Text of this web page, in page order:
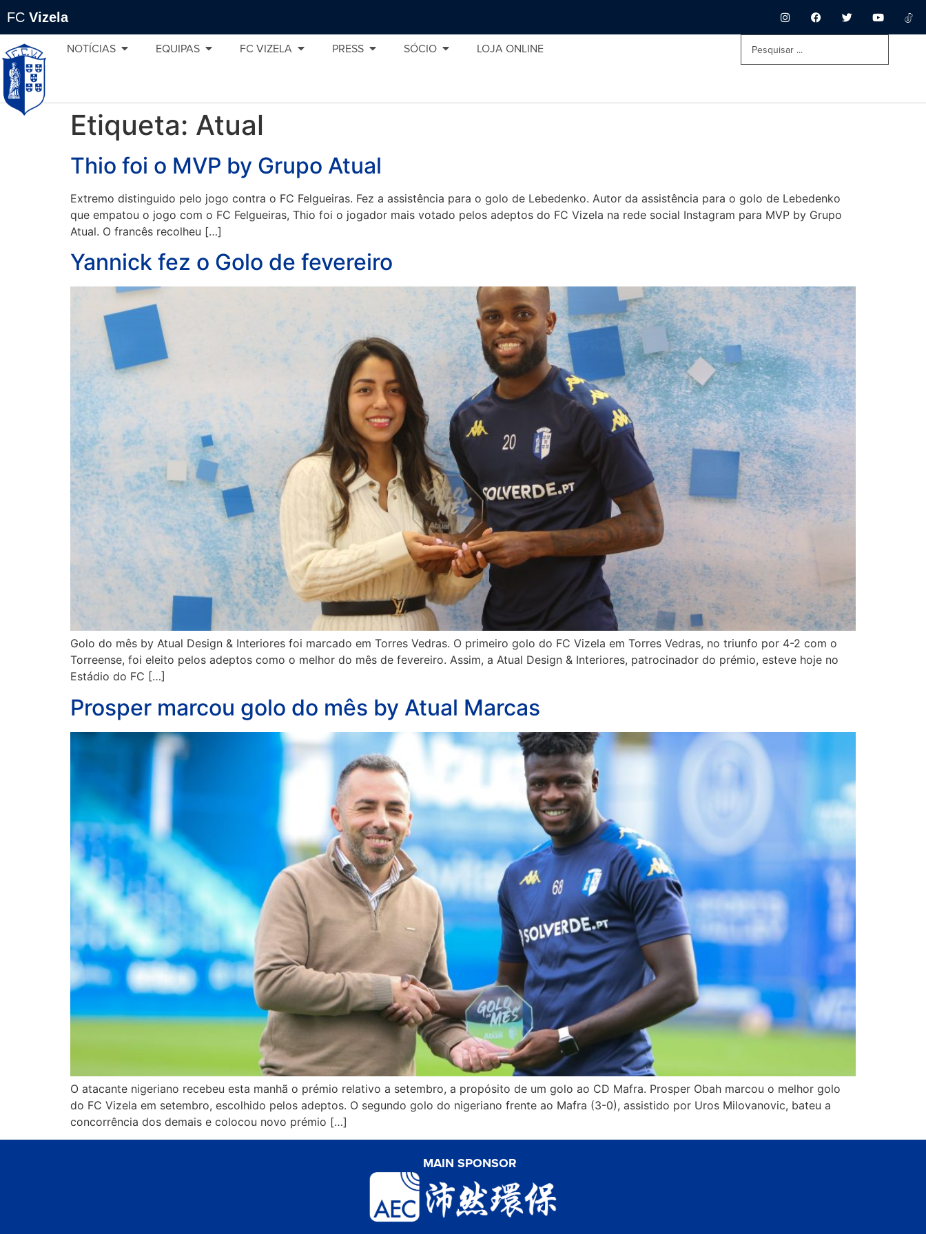
FC Vizela
NOTÍCIAS EQUIPAS FC VIZELA PRESS SÓCIO LOJA ONLINE
Etiqueta: Atual
Thio foi o MVP by Grupo Atual
Extremo distinguido pelo jogo contra o FC Felgueiras. Fez a assistência para o golo de Lebedenko. Autor da assistência para o golo de Lebedenko
que empatou o jogo com o FC Felgueiras, Thio foi o jogador mais votado pelos adeptos do FC Vizela na rede social Instagram para MVP by Grupo
Atual. O francês recolheu […]
Yannick fez o Golo de fevereiro
Golo do mês by Atual Design & Interiores foi marcado em Torres Vedras. O primeiro golo do FC Vizela em Torres Vedras, no triunfo por 4-2 com o
Torreense, foi eleito pelos adeptos como o melhor do mês de fevereiro. Assim, a Atual Design & Interiores, patrocinador do prémio, esteve hoje no
Estádio do FC […]
Prosper marcou golo do mês by Atual Marcas
O atacante nigeriano recebeu esta manhã o prémio relativo a setembro, a propósito de um golo ao CD Mafra. Prosper Obah marcou o melhor golo
do FC Vizela em setembro, escolhido pelos adeptos. O segundo golo do nigeriano frente ao Mafra (3-0), assistido por Uros Milovanovic, bateu a
concorrência dos demais e colocou novo prémio […]
MAIN SPONSOR